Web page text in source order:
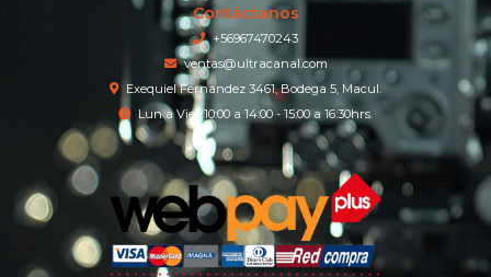
Contáctanos
+56967470243
ventas@ultracanal.com
Exequiel Fernandez 3461, Bodega 5, Macul.
Lun a Vier 10:00 a 14:00 - 15:00 a 16:30hrs.